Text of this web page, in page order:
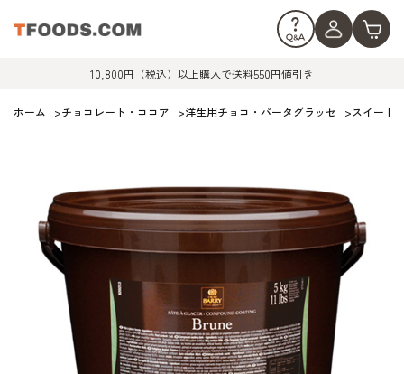
10,800円（税込）以上購入で送料550円値引き
ホーム >チョコレート・ココア >洋生用チョコ・パータグラッセ >スイート